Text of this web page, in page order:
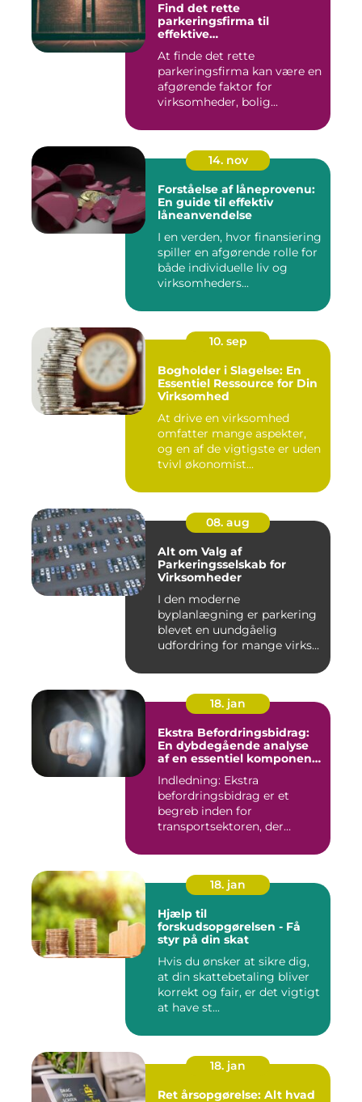
Find det rette
parkeringsfirma til
effektive
At finde det rette
parkeringsfirma kan være en
afgørende faktor for
virksomheder, bolig...
14. nov
Forståelse af låneprovenu:
En guide til effektiv
låneanvendelse
I en verden, hvor finansiering
spiller en afgørende rolle for
både individuelle liv og
virksomheders...
10. sep
Bogholder i Slagelse: En
Essentiel Ressource for Din
Virksomhed
At drive en virksomhed
omfatter mange aspekter,
og en af de vigtigste er uden
tvivl økonomist...
08. aug
Alt om Valg af
Parkeringsselskab for
Virksomheder
I den moderne
byplanlægning er parkering
blevet en uundgåelig
udfordring for mange virks...
18. jan
Ekstra Befordringsbidrag:
En dybdegående analyse
af en essentiel komponent
Indledning: Ekstra
befordringsbidrag er et
begreb inden for
transportsektoren, der
18. jan
Hjælp til
forskudsopgørelsen - Få
styr på din skat
Hvis du ønsker at sikre dig,
at din skattebetaling bliver
korrekt og fair, er det vigtigt
at have st...
18. jan
Ret årsopgørelse: Alt hvad